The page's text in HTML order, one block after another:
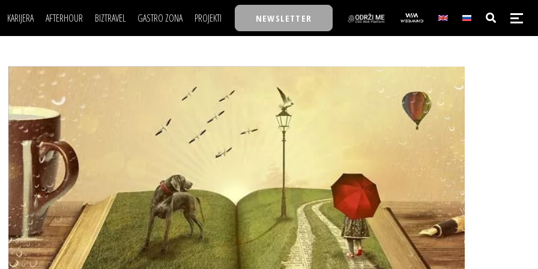
KARIJERA
LJUDI (HR)
MOJ UGAO
USAVRŠAVANJE
KNOW-HOW
AFTERHOUR
KNJIGE
AUTO SVET
STIL
WELLBEING
BIZTRAVEL GASTRO ZONA PROJEKTI
30 ISPOD 30
BACK TO OFFICE/SCHOOL
BMW BIZNIS LIGA
BIZLIFE WEEK
IZJAVA GODINE
NEWSLETTER
POSAO
MOJ UGAO
USAVRŠAVANJE
KNOW-HOW
FILM I SCENA
AUTO SVET
STIL
WELLBEING
NAJKOLEGA
30 ISPOD 30
BACK TO OFFICE/SCHOOL
BIZBENDOVI
BIZKOLEGIJUM
BMW BIZNIS LIGA
IZJAVA GODINE